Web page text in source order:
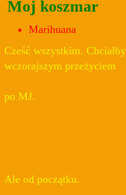
Moj koszmar
Marihuana
Cześć wszystkim.
wczorajszym przeżyciem
po MJ.
Ale od początku.